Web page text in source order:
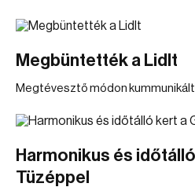
Megbüntették a Lidlt
Megtévesztő módon kummunikált
Harmonikus és
Tüzéppel